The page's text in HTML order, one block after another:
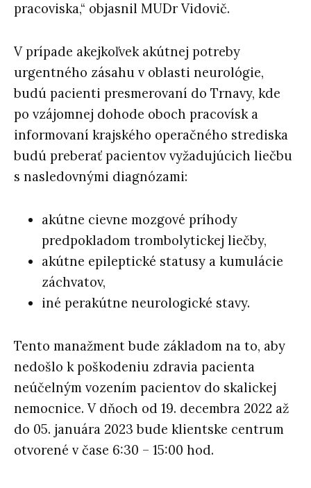
pracoviska,“ objasnil MUDr Vidovič.
V prípade akejkoľvek akútnej potreby
urgentného zásahu v oblasti neurológie,
budú pacienti presmerovaní do Trnavy, kde
po vzájomnej dohode oboch pracovísk a
informovaní krajského operačného strediska
budú preberať pacientov vyžadujúcich liečbu
s nasledovnými diagnózami:
akútne cievne mozgové príhody
predpokladom trombolytickej liečby,
akútne epileptické statusy a kumulácie
záchvatov,
iné perakútne neurologické stavy.
Tento manažment bude základom na to, aby
nedošlo k poškodeniu zdravia pacienta
neúčelným vozením pacientov do skalickej
nemocnice. V dňoch od 19. decembra 2022 až
do 05. januára 2023 bude klientske centrum
otvorené v čase 6:30 – 15:00 hod.